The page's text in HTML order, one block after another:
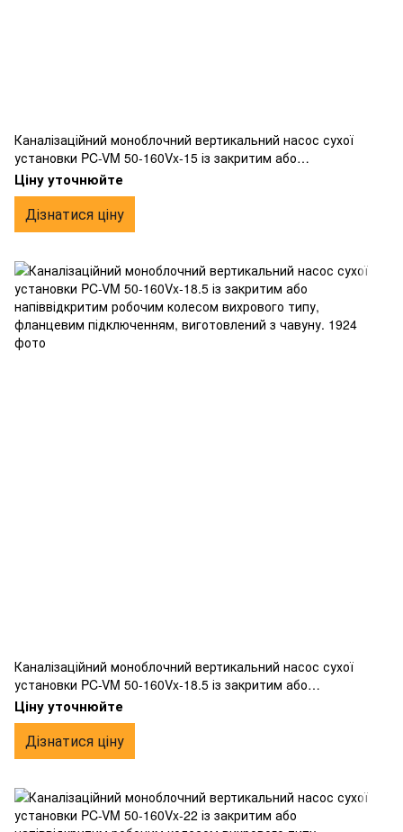
Каналізаційний моноблочний вертикальний насос сухої
установки PC-VM 50-160Vx-15 із закритим або
напіввідкритим робочим колесом вихрового типу,
фланцевим підключенням, виготовлений з чавуну.
Ціну уточнюйте
Дізнатися ціну
Каналізаційний моноблочний вертикальний насос сухої
установки PC-VM 50-160Vx-18.5 із закритим або
напіввідкритим робочим колесом вихрового типу,
фланцевим підключенням, виготовлений з чавуну.
Ціну уточнюйте
Дізнатися ціну